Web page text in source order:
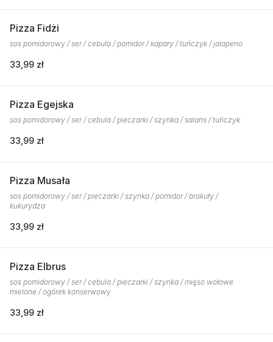
Pizza Fidżi
sos pomidorowy / ser / cebula / pomidor / kapary / tuńczyk / jalapeno
33,99 zł
Pizza Egejska
sos pomidorowy / ser / cebula / pieczarki / szynka / salami / tuńczyk
33,99 zł
Pizza Musała
sos pomidorowy / ser / pieczarki / szynka / pomidor / brokuły /
kukurydza
33,99 zł
Pizza Elbrus
sos pomidorowy / ser / cebula / pieczarki / szynka / mięso wołowe
mielone / ogórek konserwowy
33,99 zł